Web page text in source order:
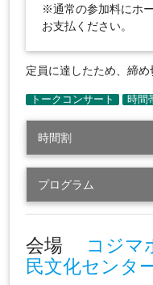
※通常の参加料にホ
お支払ください。
定員に達したため、締
時間割
プログラム
会場
コジマ
民文化センタ